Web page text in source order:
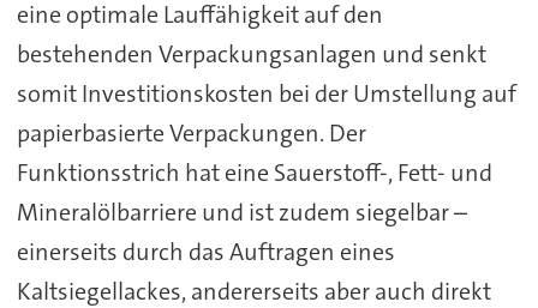
eine optimale Lauffähigkeit auf den
bestehenden Verpackungsanlagen und senkt
somit Investitionskosten bei der Umstellung auf
papierbasierte Verpackungen. Der
Funktionsstrich hat eine Sauerstoff-, Fett- und
Mineralölbarriere und ist zudem siegelbar –
einerseits durch das Auftragen eines
Kaltsiegellackes, andererseits aber auch direkt